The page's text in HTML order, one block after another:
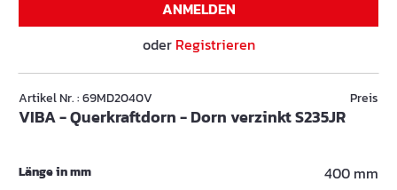
ANMELDEN
oder Registrieren
Artikel Nr. : 69MD2040V
VIBA - Querkraftdorn - Dorn verzinkt S235JR
Preis
Länge in mm 400 mm